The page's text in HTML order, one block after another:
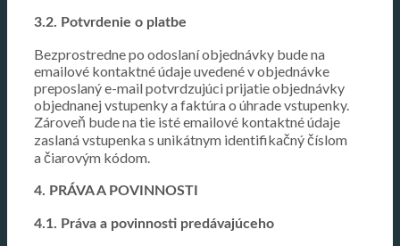
3.2. Potvrdenie o platbe
Bezprostredne po odoslaní objednávky bude na
emailové kontaktné údaje uvedené v objednávke
preposlaný e-mail potvrdzujúci prijatie objednávky
objednanej vstupenky a faktúra o úhrade vstupenky.
Zároveň bude na tie isté emailové kontaktné údaje
zaslaná vstupenka s unikátnym identifikačný číslom
a čiarovým kódom.
4. PRÁVA A POVINNOSTI
4.1. Práva a povinnosti predávajúceho